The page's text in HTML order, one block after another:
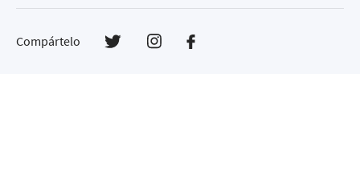
Compártelo